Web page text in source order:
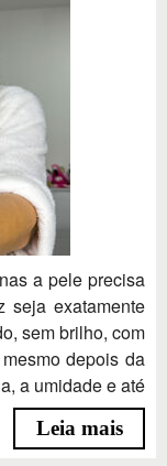
a pele precisa
seja exatamente
sem brilho, com
depois da
a umidade e até
Leia mais